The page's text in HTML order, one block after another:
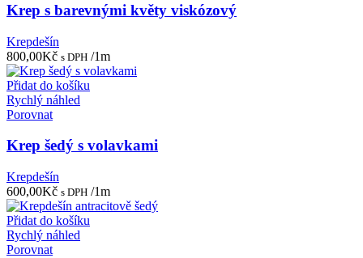
Krep s barevnými květy viskózový
Krepdešín
800,00Kč s DPH /1m
Přidat do košíku
Rychlý náhled
Porovnat
Krep šedý s volavkami
Krepdešín
600,00Kč s DPH /1m
Přidat do košíku
Rychlý náhled
Porovnat